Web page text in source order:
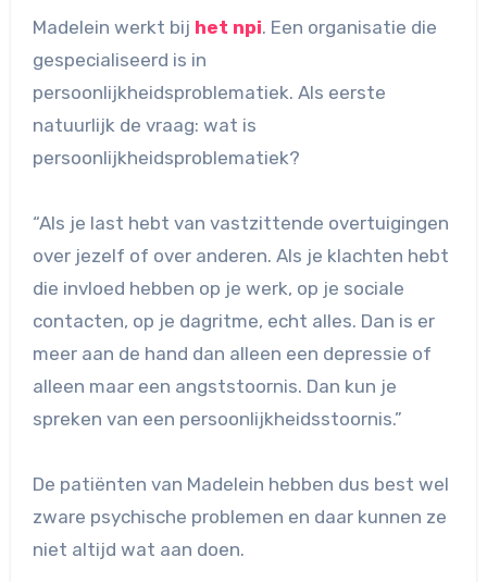
Madelein werkt bij het npi. Een organisatie die
gespecialiseerd is in
persoonlijkheidsproblematiek. Als eerste
natuurlijk de vraag: wat is
persoonlijkheidsproblematiek?
“Als je last hebt van vastzittende overtuigingen
over jezelf of over anderen. Als je klachten hebt
die invloed hebben op je werk, op je sociale
contacten, op je dagritme, echt alles. Dan is er
meer aan de hand dan alleen een depressie of
alleen maar een angststoornis. Dan kun je
spreken van een persoonlijkheidsstoornis.”
De patiënten van Madelein hebben dus best wel
zware psychische problemen en daar kunnen ze
niet altijd wat aan doen.